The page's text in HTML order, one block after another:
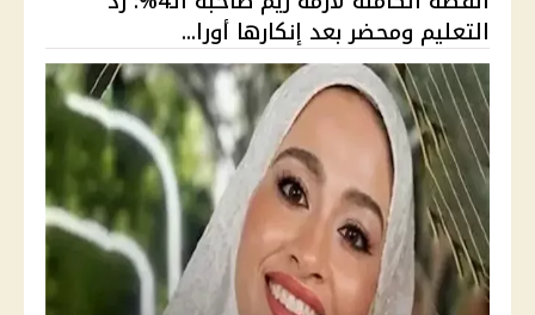
التعليم ومحضر بعد إنكارها أورا...